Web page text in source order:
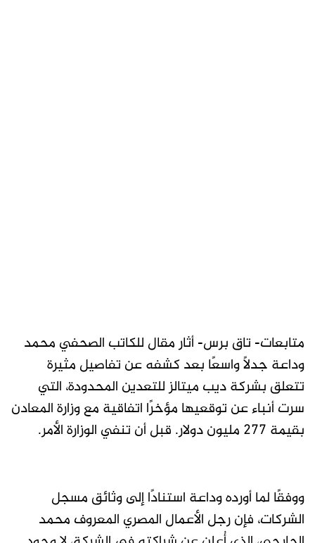
متابعات- تاق برس- أثار مقال للكاتب الصحفي محمد
وداعة جدلًا واسعًا بعد كشفه عن تفاصيل مثيرة
تتعلق بشركة ديب ميتالز للتعدين المحدودة، التي
سرت أنباء عن توقعيها مؤخرًا اتفاقية مع وزارة المعادن
بقيمة 277 مليون دولار. قبل أن تنفي الوزارة الأمر.
ووفقًا لما أورده وداعة استنادًا إلى وثائق مسجل
الشركات، فإن رجل الأعمال المصري المعروف محمد